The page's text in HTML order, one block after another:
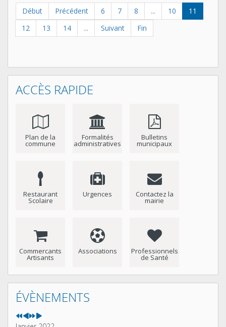
Début Précédent 6 7 8 ... 10
11
12
13 14 ... Suivant Fin
ACCÈS RAPIDE
Plan de la
commune
Formalités
administratives
Bulletins
municipaux
Restaurant
Scolaire
Urgences Contactez la
mairie
Commercants
Artisants
Associations Professionnels
de Santé
ÉVÈNEMENTS
Année
précédente
Mois
précédent
Année
suivante
Mois
suivant